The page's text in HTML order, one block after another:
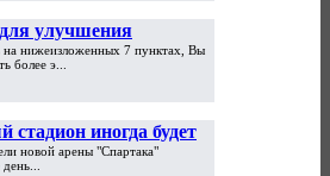
улучшения
тренинга
на нижеизложенных 7 пунктах, Вы
более э...
стадион иногда будет
новой арены "Спартака"